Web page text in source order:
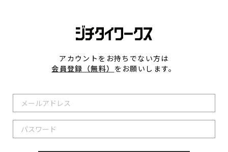
アカウントをお持ちでない方は
会員登録（無料） をお願いします。